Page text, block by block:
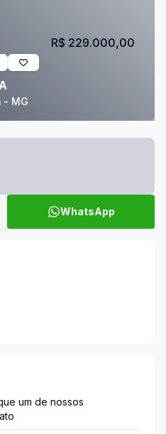
- MG
R$ 229.000,00
WhatsApp
um de nossos